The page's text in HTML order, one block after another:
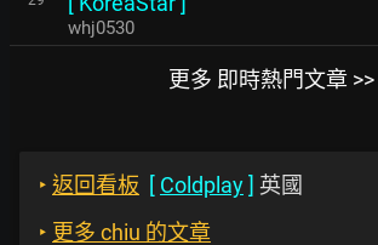
whj0530
更多 即時熱門文章 >>
‣ 返回看板 [ Coldplay] 英國
‣ 更多 chiu 的文章